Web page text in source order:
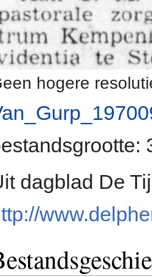
hogere
dagblad De